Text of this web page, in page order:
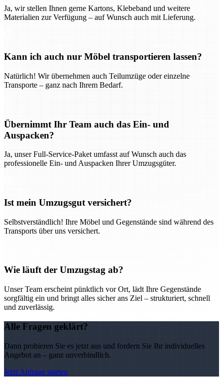
Ja, wir stellen Ihnen gerne Kartons, Klebeband und weitere
Materialien zur Verfügung – auf Wunsch auch mit Lieferung.
Kann ich auch nur Möbel transportieren lassen?
Natürlich! Wir übernehmen auch Teilumzüge oder einzelne
Transporte – ganz nach Ihrem Bedarf.
Übernimmt Ihr Team auch das Ein- und
Auspacken?
Ja, unser Full-Service-Paket umfasst auf Wunsch auch das
professionelle Ein- und Auspacken Ihrer Umzugsgüter.
Ist mein Umzugsgut versichert?
Selbstverständlich! Ihre Möbel und Gegenstände sind während des
Transports über uns versichert.
Wie läuft der Umzugstag ab?
Unser Team erscheint pünktlich vor Ort, lädt Ihre Gegenstände
sorgfältig ein und bringt alles sicher ans Ziel – strukturiert, schnell
und zuverlässig.
Alle Fragen geklärt?
Dann probieren Sie es jetzt aus und fordern Sie Ihr individuelles
Angebot an – ganz unverbindlich.
Jetzt Anfrage starten